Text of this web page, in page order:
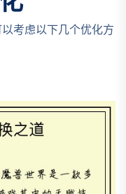
考虑以下几个优化方